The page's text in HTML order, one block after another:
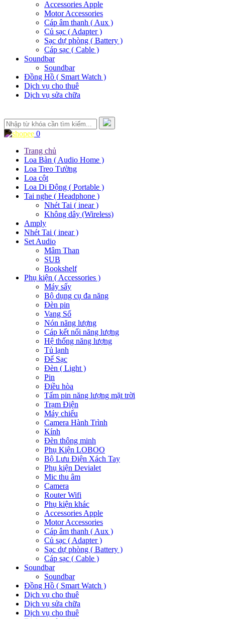
Accessories Apple
Motor Accessories
Cáp âm thanh ( Aux )
Củ sạc ( Adapter )
Sạc dự phòng ( Battery )
Cáp sạc ( Cable )
Soundbar
Soundbar
Đồng Hồ ( Smart Watch )
Dịch vụ cho thuê
Dịch vụ sửa chữa
0
Trang chủ
Loa Bàn ( Audio Home )
Loa Treo Tường
Loa cột
Loa Di Động ( Portable )
Tai nghe ( Headphone )
Nhét Tai ( inear )
Không dây (Wireless)
Amply
Nhét Tai ( inear )
Set Audio
Mâm Than
SUB
Bookshelf
Phụ kiện ( Accessories )
Máy sấy
Bộ dụng cụ đa năng
Đèn pin
Vang Số
Nón năng lượng
Cáp kết nối năng lượng
Hệ thống năng lượng
Tủ lạnh
Đế Sạc
Đèn ( Light )
Pin
Điều hòa
Tấm pin năng lượng mặt trời
Trạm Điện
Máy chiếu
Camera Hành Trình
Kính
Đèn thông minh
Phụ Kiện LOBOO
Bộ Lưu Điện Xách Tay
Phụ kiện Devialet
Mic thu âm
Camera
Router Wifi
Phụ kiện khác
Accessories Apple
Motor Accessories
Cáp âm thanh ( Aux )
Củ sạc ( Adapter )
Sạc dự phòng ( Battery )
Cáp sạc ( Cable )
Soundbar
Soundbar
Đồng Hồ ( Smart Watch )
Dịch vụ cho thuê
Dịch vụ sửa chữa
Dịch vụ cho thuê